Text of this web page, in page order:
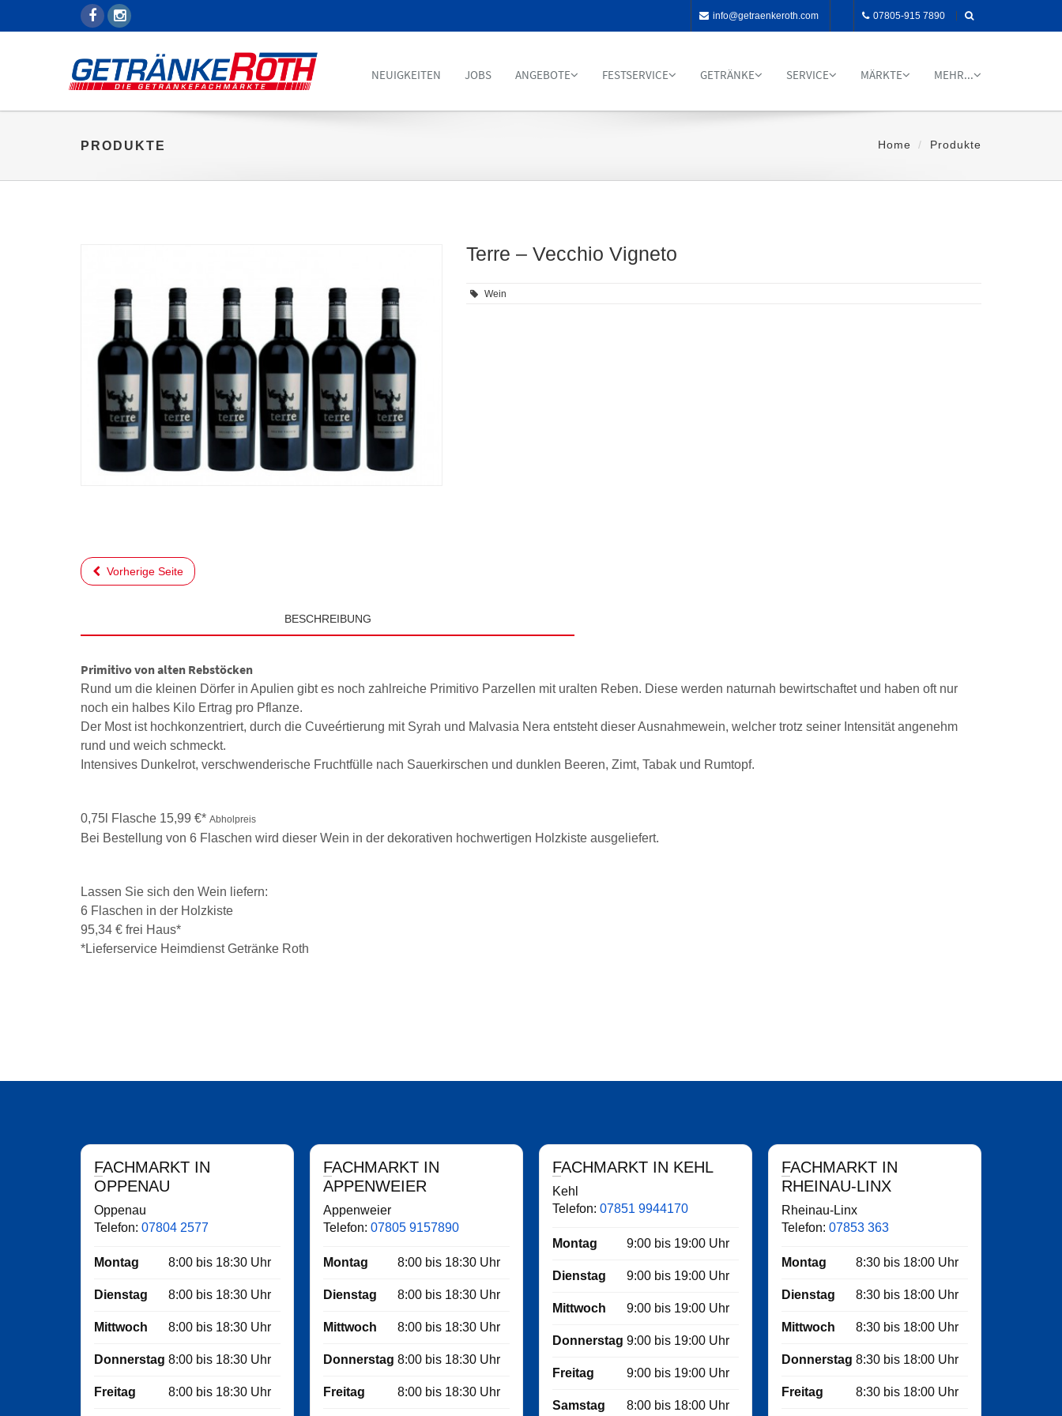
info@getraenkeroth.com 07805-915 7890
NEUIGKEITEN JOBS ANGEBOTE FESTSERVICE GETRÄNKE SERVICE MÄRKTE MEHR...
PRODUKTE Home Produkte
Terre – Vecchio Vigneto
Wein
Vorherige Seite
BESCHREIBUNG
Primitivo von alten Rebstöcken
Rund um die kleinen Dörfer in Apulien gibt es noch zahlreiche Primitivo Parzellen mit uralten Reben. Diese werden naturnah bewirtschaftet und haben oft nur
noch ein halbes Kilo Ertrag pro Pflanze.
Der Most ist hochkonzentriert, durch die Cuveértierung mit Syrah und Malvasia Nera entsteht dieser Ausnahmewein, welcher trotz seiner Intensität angenehm
rund und weich schmeckt.
Intensives Dunkelrot, verschwenderische Fruchtfülle nach Sauerkirschen und dunklen Beeren, Zimt, Tabak und Rumtopf.
0,75l Flasche 15,99 €* Abholpreis
Bei Bestellung von 6 Flaschen wird dieser Wein in der dekorativen hochwertigen Holzkiste ausgeliefert.
Lassen Sie sich den Wein liefern:
6 Flaschen in der Holzkiste
95,34 € frei Haus*
*Lieferservice Heimdienst Getränke Roth
FACHMARKT IN
OPPENAU
Oppenau
Telefon: 07804 2577
Montag 8:00 bis 18:30 Uhr
Dienstag 8:00 bis 18:30 Uhr
Mittwoch 8:00 bis 18:30 Uhr
Donnerstag 8:00 bis 18:30 Uhr
Freitag 8:00 bis 18:30 Uhr
FACHMARKT IN
APPENWEIER
Appenweier
Telefon: 07805 9157890
Montag 8:00 bis 18:30 Uhr
Dienstag 8:00 bis 18:30 Uhr
Mittwoch 8:00 bis 18:30 Uhr
Donnerstag 8:00 bis 18:30 Uhr
Freitag 8:00 bis 18:30 Uhr
FACHMARKT IN KEHL
Kehl
Telefon: 07851 9944170
Montag 9:00 bis 19:00 Uhr
Dienstag 9:00 bis 19:00 Uhr
Mittwoch 9:00 bis 19:00 Uhr
Donnerstag 9:00 bis 19:00 Uhr
Freitag 9:00 bis 19:00 Uhr
Samstag 8:00 bis 18:00 Uhr
FACHMARKT IN
RHEINAU-LINX
Rheinau-Linx
Telefon: 07853 363
Montag 8:30 bis 18:00 Uhr
Dienstag 8:30 bis 18:00 Uhr
Mittwoch 8:30 bis 18:00 Uhr
Donnerstag 8:30 bis 18:00 Uhr
Freitag 8:30 bis 18:00 Uhr